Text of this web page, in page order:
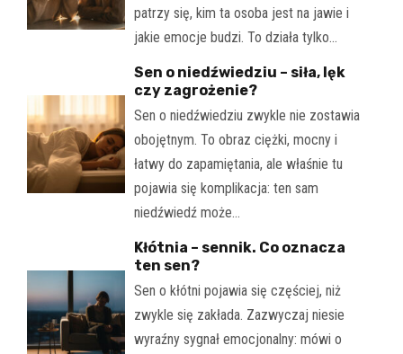
patrzy się, kim ta osoba jest na jawie i
jakie emocje budzi. To działa tylko…
Sen o niedźwiedziu – siła, lęk
czy zagrożenie?
Sen o niedźwiedziu zwykle nie zostawia
obojętnym. To obraz ciężki, mocny i
łatwy do zapamiętania, ale właśnie tu
pojawia się komplikacja: ten sam
niedźwiedź może…
Kłótnia – sennik. Co oznacza
ten sen?
Sen o kłótni pojawia się częściej, niż
zwykle się zakłada. Zazwyczaj niesie
wyraźny sygnał emocjonalny: mówi o